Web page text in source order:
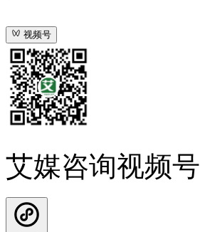
视频号
艾媒咨询视频号